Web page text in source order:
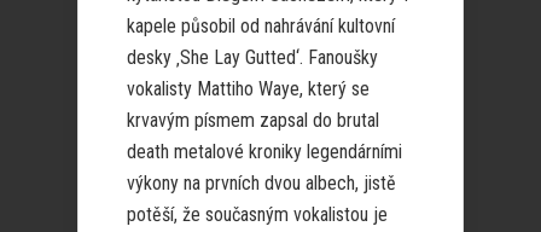
kapele působil od nahrávání kultovní
desky ‚She Lay Gutted‘. Fanoušky
vokalisty Mattiho Waye, který se
krvavým písmem zapsal do brutal
death metalové kroniky legendárními
výkony na prvních dvou albech, jistě
potěší, že současným vokalistou je